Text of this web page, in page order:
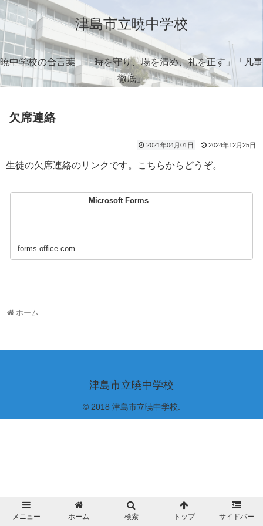
津島市立暁中学校
暁中学校の合言葉 「時を守り、場を清め、礼を正す」「凡事
徹底」
欠席連絡
2021年04月01日 2024年12月25日
生徒の欠席連絡のリンクです。こちらからどうぞ。
Microsoft Forms
forms.office.com
ホーム
津島市立暁中学校
© 2018 津島市立暁中学校.
メニュー ホーム 検索 トップ サイドバー